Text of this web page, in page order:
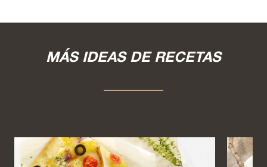
MÁS IDEAS DE RECETAS